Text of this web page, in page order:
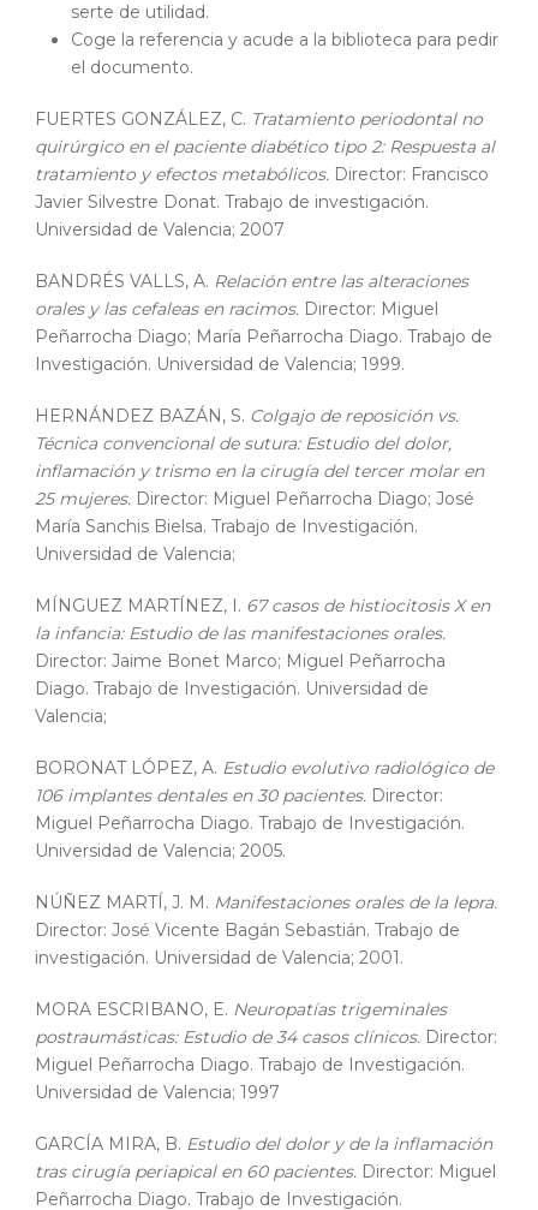
serte de utilidad.
Coge la referencia y acude a la biblioteca para pedir
el documento.
FUERTES GONZÁLEZ, C. Tratamiento periodontal no
quirúrgico en el paciente diabético tipo 2: Respuesta al
tratamiento y efectos metabólicos. Director: Francisco
Javier Silvestre Donat. Trabajo de investigación.
Universidad de Valencia; 2007
BANDRÉS VALLS, A. Relación entre las alteraciones
orales y las cefaleas en racimos. Director: Miguel
Peñarrocha Diago; María Peñarrocha Diago. Trabajo de
Investigación. Universidad de Valencia; 1999.
HERNÁNDEZ BAZÁN, S. Colgajo de reposición vs.
Técnica convencional de sutura: Estudio del dolor,
inflamación y trismo en la cirugía del tercer molar en
25 mujeres. Director: Miguel Peñarrocha Diago; José
María Sanchis Bielsa. Trabajo de Investigación.
Universidad de Valencia;
MÍNGUEZ MARTÍNEZ, I. 67 casos de histiocitosis X en
la infancia: Estudio de las manifestaciones orales.
Director: Jaime Bonet Marco; Miguel Peñarrocha
Diago. Trabajo de Investigación. Universidad de
Valencia;
BORONAT LÓPEZ, A. Estudio evolutivo radiológico de
106 implantes dentales en 30 pacientes. Director:
Miguel Peñarrocha Diago. Trabajo de Investigación.
Universidad de Valencia; 2005.
NÚÑEZ MARTÍ, J. M. Manifestaciones orales de la lepra.
Director: José Vicente Bagán Sebastián. Trabajo de
investigación. Universidad de Valencia; 2001.
MORA ESCRIBANO, E. Neuropatías trigeminales
postraumásticas: Estudio de 34 casos clínicos. Director:
Miguel Peñarrocha Diago. Trabajo de Investigación.
Universidad de Valencia; 1997
GARCÍA MIRA, B. Estudio del dolor y de la inflamación
tras cirugía periapical en 60 pacientes. Director: Miguel
Peñarrocha Diago. Trabajo de Investigación.